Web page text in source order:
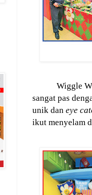
Wiggle
sangat pas
unik dan eye
ikut menyelam